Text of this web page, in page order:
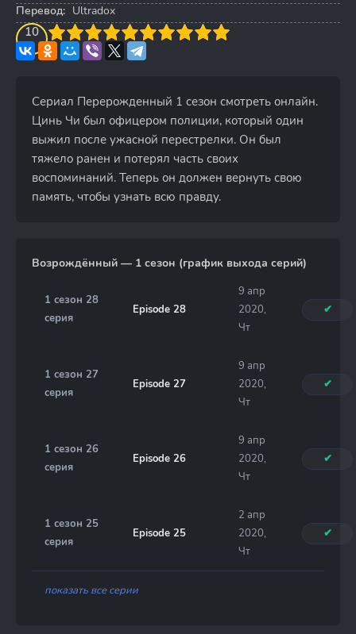
Перевод: Ultradox
10
4 5 6 7 8 9 10
Сериал Перерожденный 1 сезон смотреть онлайн.
Цинь Чи был офицером полиции, который один
выжил после ужасной перестрелки. Он был
тяжело ранен и потерял часть своих
воспоминаний. Теперь он должен вернуть свою
память, чтобы узнать всю правду.
Возрождённый — 1 сезон (график выхода серий)
1 сезон 28
серия
Episode 28
9 апр
2020,
Чт
✔
1 сезон 27
серия
Episode 27
9 апр
2020,
Чт
✔
1 сезон 26
серия
Episode 26
9 апр
2020,
Чт
✔
1 сезон 25
серия
Episode 25
2 апр
2020,
Чт
✔
показать все серии